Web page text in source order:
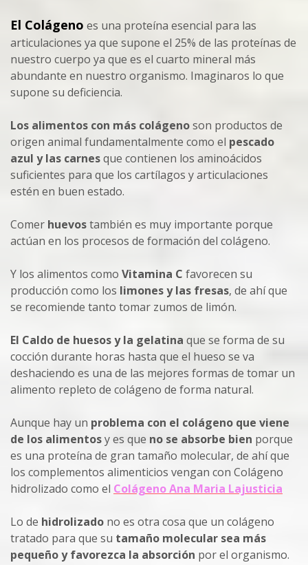
El Colágeno es una proteína esencial para las
articulaciones ya que supone el 25% de las proteínas de
nuestro cuerpo ya que es el cuarto mineral más
abundante en nuestro organismo. Imaginaros lo que
supone su deficiencia.
Los alimentos con más colágenoson productos de
origen animal fundamentalmente como el pescado
azul y las carnesque contienen los aminoácidos
suficientes para que los cartílagos y articulaciones
estén en buen estado.
Comer huevostambién es muy importante porque
actúan en los procesos de formación del colágeno.
Y los alimentos como Vitamina C favorecen su
producción como los limones y las fresas, de ahí que
se recomiende tanto tomar zumos de limón.
El Caldo de huesos y la gelatina que se forma de su
cocción durante horas hasta que el hueso se va
deshaciendo es una de las mejores formas de tomar un
alimento repleto de colágeno de forma natural.
Aunque hay un problema con el colágeno que viene
de los alimentosy es que no se absorbe bien porque
es una proteína de gran tamaño molecular, de ahí que
los complementos alimenticios vengan con Colágeno
hidrolizado como el Colágeno Ana Maria Lajusticia
Lo de hidrolizado no es otra cosa que un colágeno
tratado para que su tamaño molecular sea más
pequeño y favorezca la absorción por el organismo.